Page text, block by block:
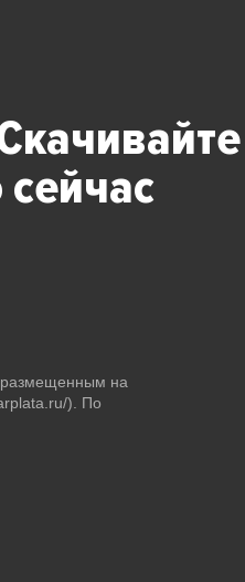
на
). По